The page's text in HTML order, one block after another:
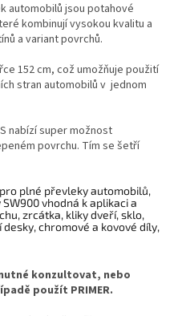
automobilů jsou potahové
kombinují vysokou kvalitu a
a variant povrchů.
152 cm, což umožňuje použití
stran automobilů v jednom
nabízí super možnost
povrchu. Tím se šetří
plné převleky automobilů,
vhodná k aplikaci a
zrcátka, kliky dveří, sklo,
chromové a kovové díly,
konzultovat, nebo
použít PRIMER.